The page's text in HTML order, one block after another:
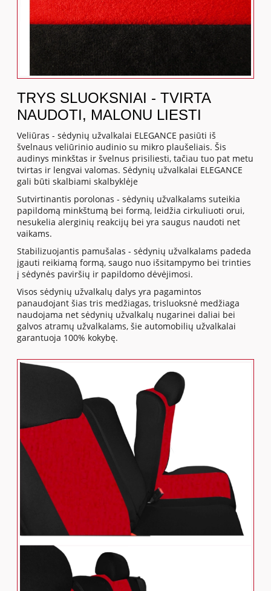
TRYS SLUOKSNIAI - TVIRTA
NAUDOTI, MALONU LIESTI
Veliūras - sėdynių užvalkalai ELEGANCE pasiūti iš
švelnaus veliūrinio audinio su mikro plaušeliais. Šis
audinys minkštas ir švelnus prisiliesti, tačiau tuo pat metu
tvirtas ir lengvai valomas. Sėdynių užvalkalai ELEGANCE
gali būti skalbiami skalbyklėje
Sutvirtinantis porolonas - sėdynių užvalkalams suteikia
papildomą minkštumą bei formą, leidžia cirkuliuoti orui,
nesukelia alerginių reakcijų bei yra saugus naudoti net
vaikams.
Stabilizuojantis pamušalas - sėdynių užvalkalams padeda
įgauti reikiamą formą, saugo nuo išsitampymo bei trinties
į sėdynės paviršių ir papildomo dėvėjimosi.
Visos sėdynių užvalkalų dalys yra pagamintos
panaudojant šias tris medžiagas, trisluoksnė medžiaga
naudojama net sėdynių užvalkalų nugarinei daliai bei
galvos atramų užvalkalams, šie automobilių užvalkalai
garantuoja 100% kokybę.